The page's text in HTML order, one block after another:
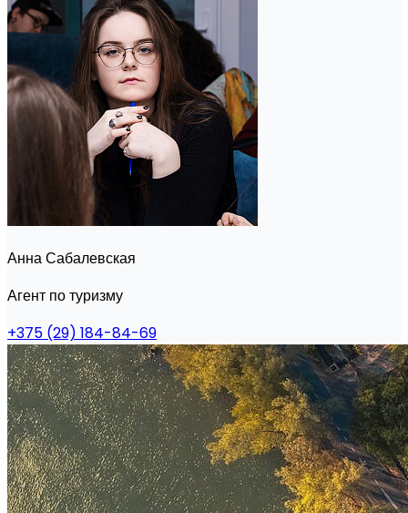
Анна Сабалевская
Агент по туризму
+375 (29) 184-84-69